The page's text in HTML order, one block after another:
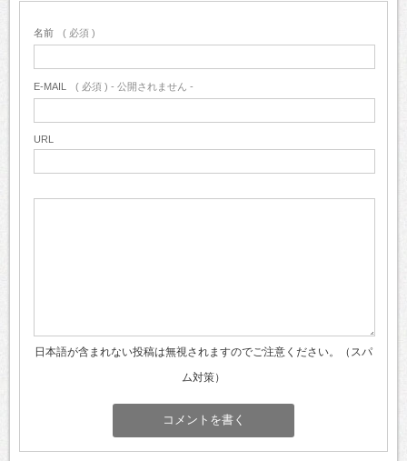
名前 ( 必須 )
E-MAIL ( 必須 ) - 公開されません -
URL
日本語が含まれない投稿は無視されますのでご注意ください。（スパ
ム対策）